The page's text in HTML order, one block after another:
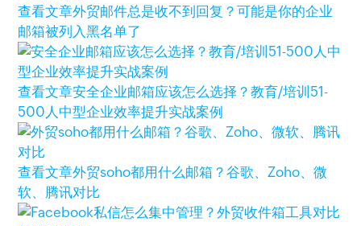
查看文章外贸邮件总是收不到回复？可能是你的企业
邮箱被列入黑名单了
查看文章安全企业邮箱应该怎么选择？教育/培训51-
500人中型企业效率提升实战案例
查看文章外贸soho都用什么邮箱？谷歌、Zoho、微
软、腾讯对比